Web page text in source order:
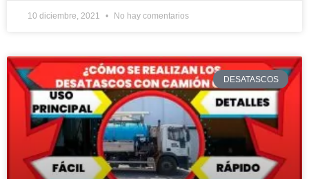
10 diciembre, 2021 No hay comentarios
DESATASCOS